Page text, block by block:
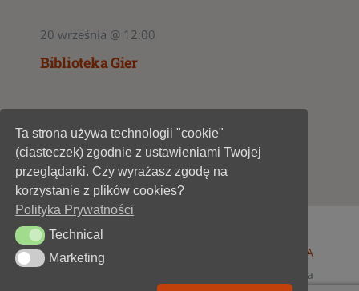
20 września @ 12:00
Biblioteka Gier
1 2
© 1947 - 2026 •
Miejska Biblioteka Publiczna im. A
• wszelkie prawa
Ta strona używa technologii "cookie"
(ciasteczek) zgodnie z ustawieniami Twojej
przeglądarki. Czy wyrażasz zgodę na
korzystanie z plików cookies?
Polityka Prywatności
TechnicalTechnical
MarketingMarketing